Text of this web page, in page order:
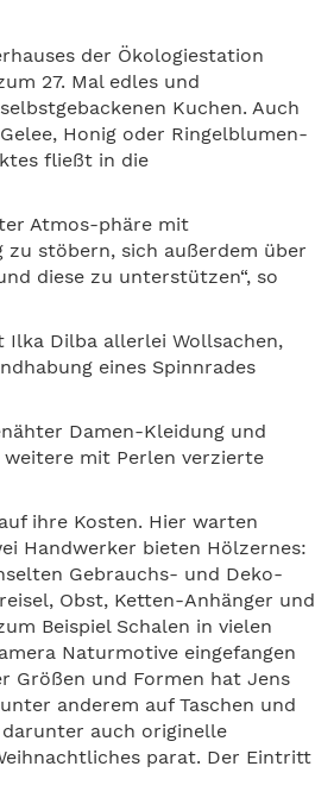
der Ökologiestation
27. Mal edles und
Kuchen. Auch
Honig oder Ringelblumen-
fließt in die
Atmos-phäre mit
zu stöbern, sich außerdem über
diese zu unterstützen“, so
Ilka Dilba allerlei Wollsachen,
eines Spinnrades
Damen-Kleidung und
weitere mit Perlen verzierte
ihre Kosten. Hier warten
Handwerker bieten Hölzernes:
Gebrauchs- und Deko-
Obst, Ketten-Anhänger und
Beispiel Schalen in vielen
Naturmotive eingefangen
Größen und Formen hat Jens
anderem auf Taschen und
auch originelle
parat. Der Eintritt